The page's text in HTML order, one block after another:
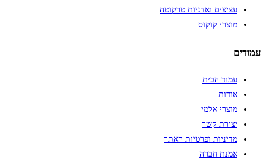
עציצים ואדניות טרקוטה
מוצרי קוקוס
עמודים
עמוד הבית
אודות
מוצרי אלמי
יצירת קשר
מדיניות ופרטיות האתר
אמנת חברה